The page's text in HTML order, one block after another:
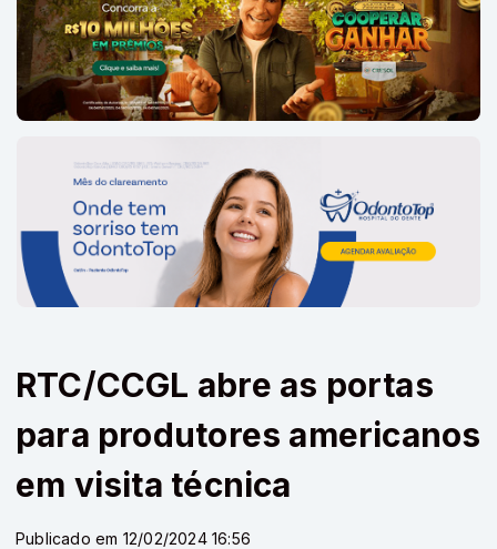
RTC/CCGL abre as portas
para produtores americanos
em visita técnica
Publicado em 12/02/2024 16:56